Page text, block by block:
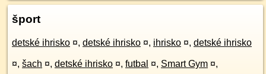
šport
detské ihrisko ¤, detské ihrisko ¤, ihrisko ¤, detské ihrisko
¤, šach ¤, detské ihrisko ¤, futbal ¤, Smart Gym ¤,